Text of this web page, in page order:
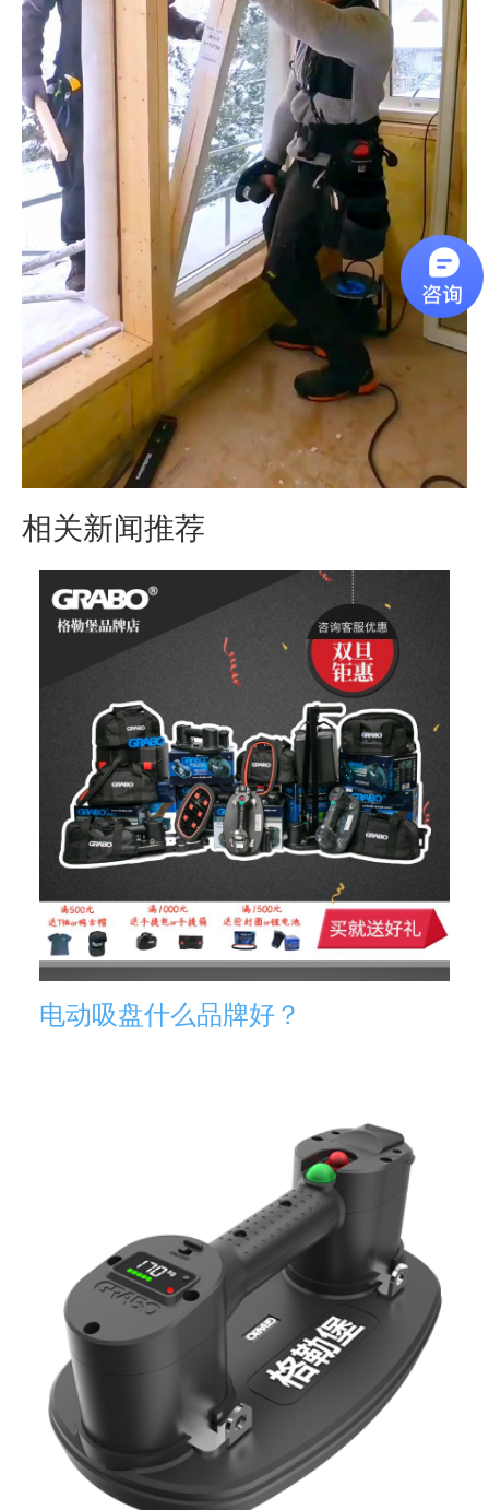
相关新闻推荐
电动吸盘什么品牌好？